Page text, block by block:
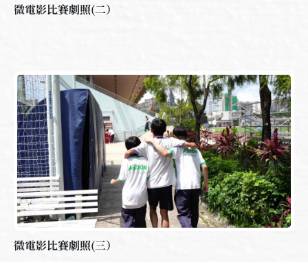
微電影比賽劇照(二）
微電影比賽劇照(三）